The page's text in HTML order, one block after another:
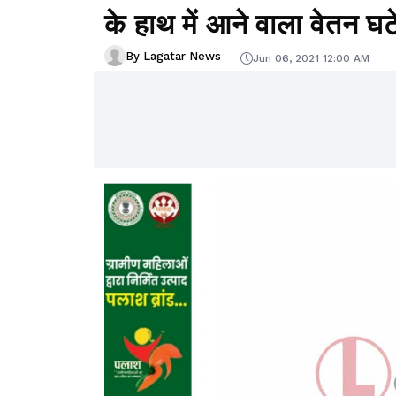
के हाथ में आने वाला वेतन
By Lagatar News Jun 06, 2021 12:00 AM